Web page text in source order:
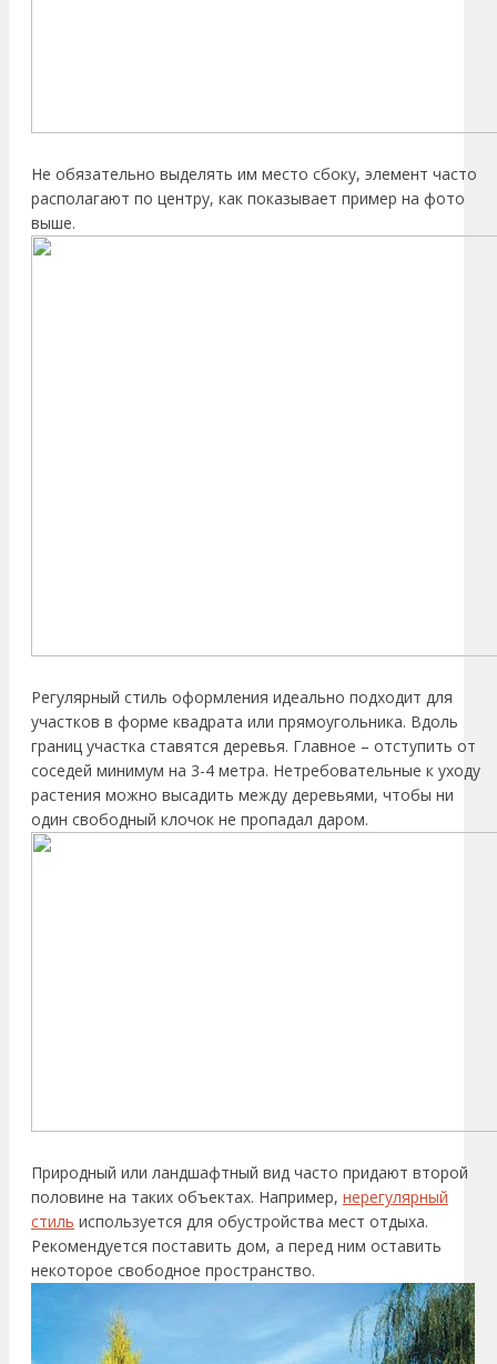
Не обязательно выделять им место сбоку, элемент часто
располагают по центру, как показывает пример на фото
выше.
Регулярный стиль оформления идеально подходит для
участков в форме квадрата или прямоугольника. Вдоль
границ участка ставятся деревья. Главное – отступить от
соседей минимум на 3-4 метра. Нетребовательные к уходу
растения можно высадить между деревьями, чтобы ни
один свободный клочок не пропадал даром.
Природный или ландшафтный вид часто придают второй
половине на таких объектах. Например, нерегулярный
стиль используется для обустройства мест отдыха.
Рекомендуется поставить дом, а перед ним оставить
некоторое свободное пространство.